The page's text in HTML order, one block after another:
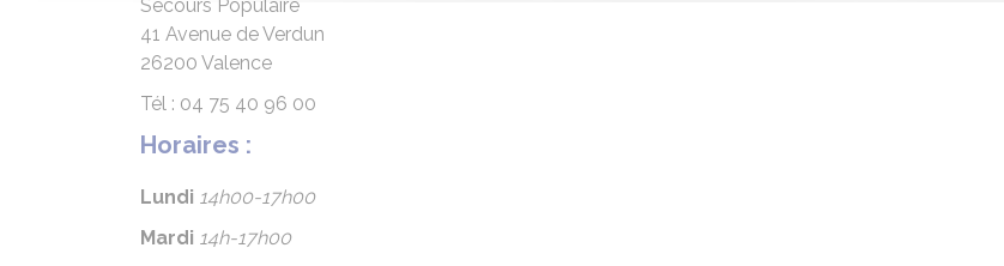
Secours Populaire
41 Avenue de Verdun
26200 Valence
Tél : 04 75 40 96 00
Horaires :
Lundi 14h00-17h00
Mardi 14h-17h00